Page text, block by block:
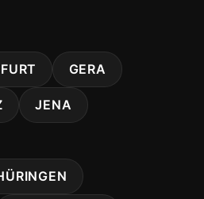
GERA
JENA